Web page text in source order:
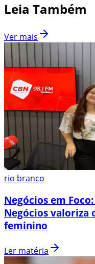
Leia Também
Ver mais
rio branco
Negócios em
Negócios valoriza
feminino
Ler matéria